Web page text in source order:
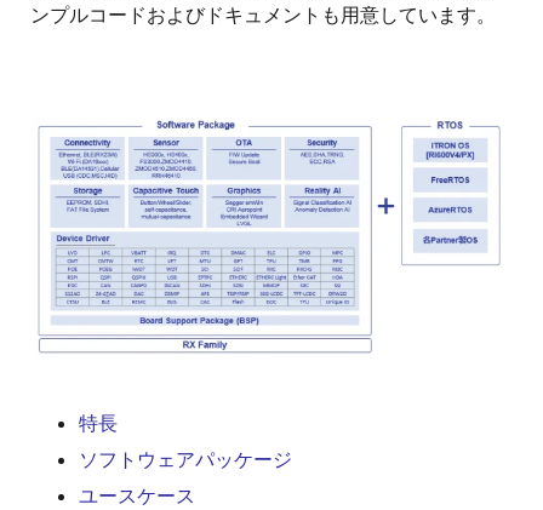
ンプルコードおよびドキュメントも用意しています。
画
特長
ソフトウェアパッケージ
ユースケース